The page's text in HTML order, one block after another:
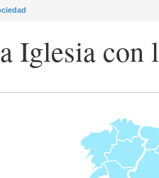
Iglesia con